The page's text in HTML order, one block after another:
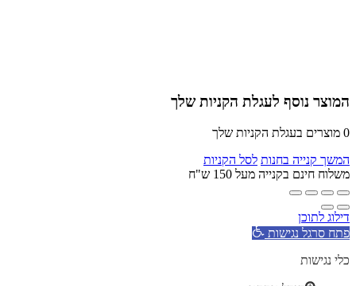
המוצר נוסף לעגלת הקניות שלך
0 מוצרים בעגלת הקניות שלך
המשך קנייה בחנות לסל הקניות
משלוח חינם בקנייה מעל 150 ש"ח
דילוג לתוכן
פתח סרגל נגישות
כלי נגישות